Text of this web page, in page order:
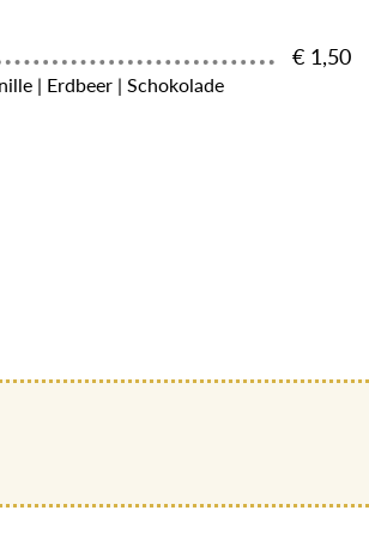
€ 1,50
| Erdbeer | Schokolade